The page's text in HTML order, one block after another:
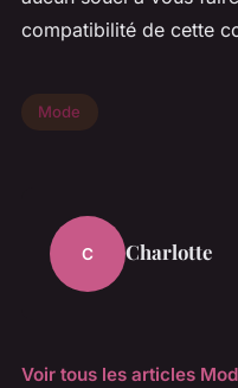
compatibilité de cette
Mode
C Charlotte
Voir tous les articles